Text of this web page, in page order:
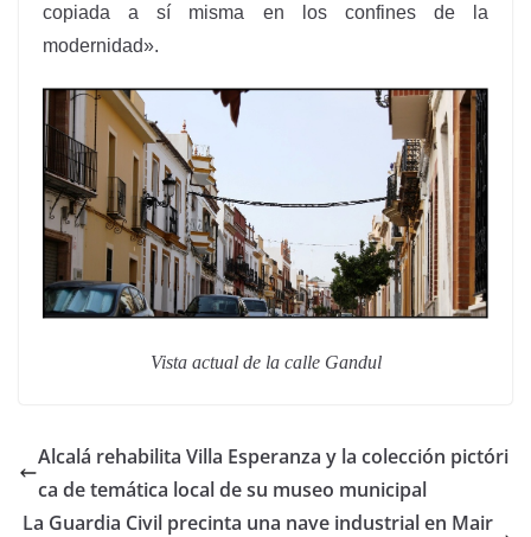
copiada a sí misma en los confines de la
modernidad».
Vista actual de la calle Gandul
Alcalá rehabilita Villa Esperanza y la colección pictóri
ca de temática local de su museo municipal
La Guardia Civil precinta una nave industrial en Mair